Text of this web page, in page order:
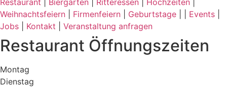
Restaurant Biergarten Ritteressen Hochzeiten
Weihnachtsfeiern
Firmenfeiern Geburtstage Events
Jobs
Kontakt Veranstaltung anfragen
Restaurant Öffnungszeiten
Montag
Dienstag